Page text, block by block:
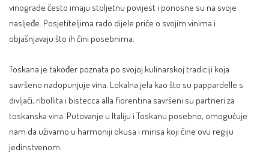
vinograde često imaju stoljetnu povijest i ponosne su na svoje
nasljeđe. Posjetiteljima rado dijele priče o svojim vinima i
objašnjavaju što ih čini posebnima.
Toskana je također poznata po svojoj kulinarskoj tradiciji koja
savršeno nadopunjuje vina. Lokalna jela kao što su pappardelle s
divljači, ribollita i bistecca alla fiorentina savršeni su partneri za
toskanska vina. Putovanje u Italiju i Toskanu posebno, omogućuje
nam da uživamo u harmoniji okusa i mirisa koji čine ovu regiju
jedinstvenom.